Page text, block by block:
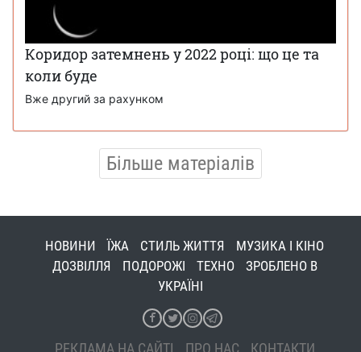
Коридор затемнень у 2022 році: що це та
коли буде
Вже другий за рахунком
Більше матеріалів
НОВИНИ ЇЖА СТИЛЬ ЖИТТЯ
МУЗИКА І КІНО
ДОЗВІЛЛЯ
ПОДОРОЖІ ТЕХНО
ЗРОБЛЕНО В
УКРАЇНІ